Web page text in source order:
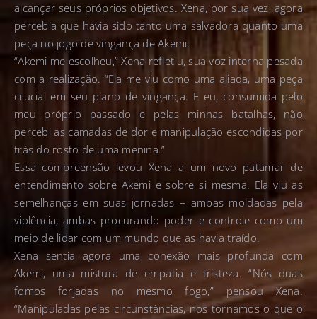
alcançar seus próprios objetivos. Xena, por sua vez, agora
percebia que havia sido tanto uma salvadora quanto uma
peça no jogo de vingança de Akemi.
“Akemi me escolheu,” Xena refletiu, sua voz interna pesada
com a realização. “Ela me viu como uma aliada, uma peça
crucial em seu plano de vingança. E eu, consumida pelo
meu próprio passado e pelas minhas batalhas, não
percebi as camadas de dor e manipulação escondidas por
trás do rosto de uma menina.”
Essa compreensão levou Xena a um novo patamar de
entendimento sobre Akemi e sobre si mesma. Ela viu as
semelhanças em suas jornadas – ambas moldadas pela
violência, ambas procurando poder e controle como um
meio de lidar com um mundo que as havia traído.
Xena sentia agora uma conexão mais profunda com
Akemi, uma mistura de empatia e tristeza. “Nós duas
fomos forjadas no mesmo fogo,” pensou Xena.
“Manipuladas pelas circunstâncias, nos tornamos o que o